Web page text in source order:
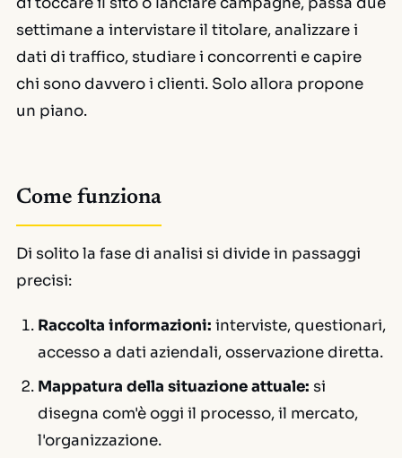
settimane a intervistare il titolare, analizzare i
dati di traffico, studiare i concorrenti e capire
chi sono davvero i clienti. Solo allora propone
un piano.
Come funziona
Di solito la fase di analisi si divide in passaggi
precisi:
Raccolta informazioni: interviste, questionari,
accesso a dati aziendali, osservazione diretta.
Mappatura della situazione attuale: si
disegna com'è oggi il processo, il mercato,
l'organizzazione.